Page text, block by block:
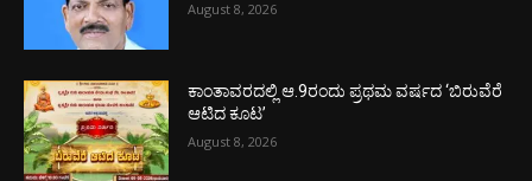
August 8, 2026
ಕಾಂತಾವರದಲ್ಲಿ ಆ.9ರಂದು ಪ್ರಥಮ ವರ್ಷದ ‘ಬಿರುವೆರೆ
ಆಟಿದ ಕೂಟ’
August 8, 2026